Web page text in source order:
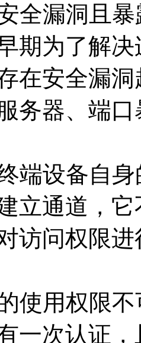
全漏洞且
期为了解
在安全漏
务器、端
端设备自
立通道，
访问权限
使用权限
一次认证